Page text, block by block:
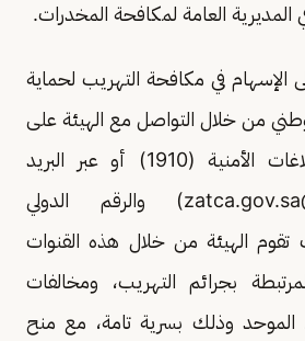
المديرية العامة لمكافحة المخدرات.
الإسهام في مكافحة التهريب لحماية
من خلال التواصل مع الهيئة على
الرقم المخصص للبلاغات الأمنية (1910) أو عبر البريد
) والرقم الدولي
حيث تقوم الهيئة من خلال هذه القنوات
بجرائم التهريب، ومخالفات
الموحد وذلك بسرية تامة، مع منح